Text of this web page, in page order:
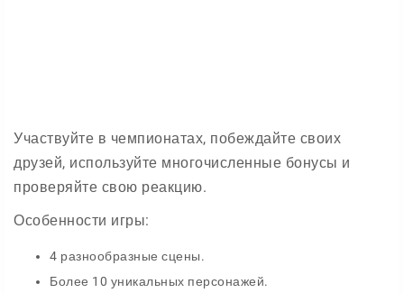
Участвуйте в чемпионатах, побеждайте своих
друзей, используйте многочисленные бонусы и
проверяйте свою реакцию.
Особенности игры:
4 разнообразные сцены.
Более 10 уникальных персонажей.